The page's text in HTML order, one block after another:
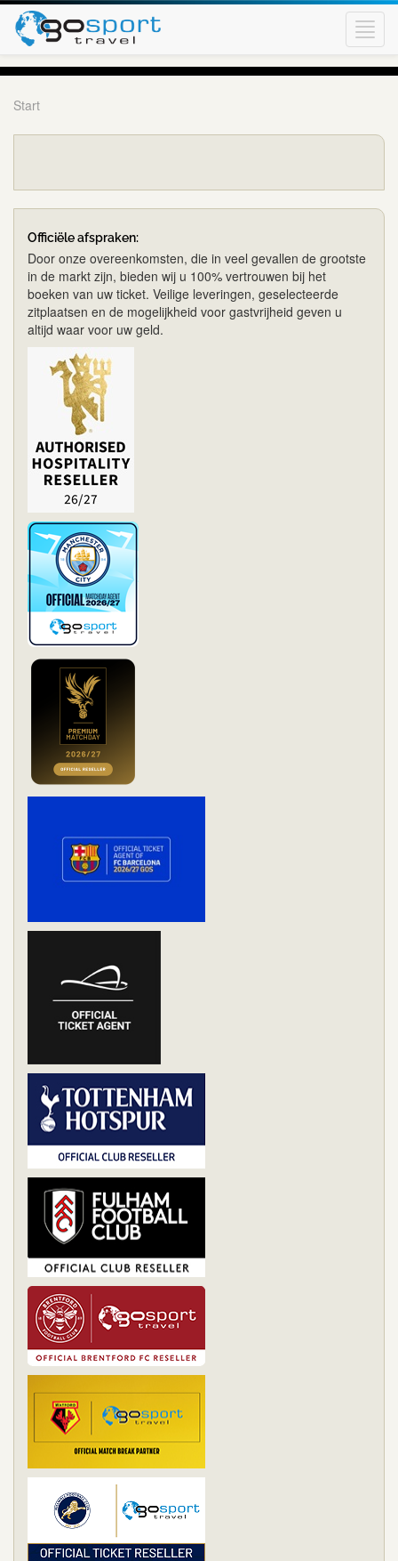
Start
Officiële afspraken:
Door onze overeenkomsten, die in veel gevallen de grootste
in de markt zijn, bieden wij u 100% vertrouwen bij het
boeken van uw ticket. Veilige leveringen, geselecteerde
zitplaatsen en de mogelijkheid voor gastvrijheid geven u
altijd waar voor uw geld.